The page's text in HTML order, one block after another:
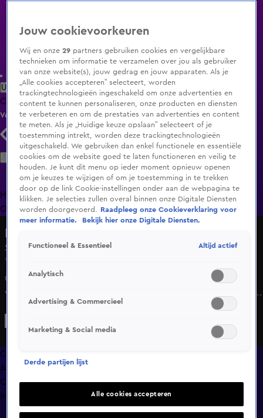
Uitzending Gemist Populaire programma's Zenders Genres
ClipsFilmsRadioSmart TV inlogShop
Volg KIJK
Zoeken
HomeUitzending Gemist Programma's De Bondgenoten
OranjezomerLivestreamsShop
Seizoen 2026, aflevering 189
Wo 8 juli, 22:31
Ouderen balen dat hun ov-korting verdwijnt, om reizen
voor kinderen helemaal gratis te maken. Een airco in huis,
dat willen steeds meer Nederlanders, en dat leidt ook tot
de oudste ezel van ons land viert feest.
Overzicht
Afleveringen
Clips
Info
Jouw cookievoorkeuren
Wij en onze29 partners gebruiken cookies en vergelijkbare
technieken om informatie te verzamelen over jou als gebruiker
van onze website(s), jouw gedrag en jouw apparaten. Als je
„Alle cookies accepteren” selecteert, worden
trackingtechnologieën ingeschakeld om onze advertenties en
content te kunnen personaliseren, onze producten en diensten
te verbeteren en om de prestaties van advertenties en content
te meten. Als je „Huidige keuze opslaan” selecteert of je
toestemming intrekt, worden deze trackingtechnologieën
uitgeschakeld. We gebruiken dan enkel functionele en essentiële
cookies om de website goed te laten functioneren en veilig te
houden. Je kunt dit menu op ieder moment opnieuw openen
om je keuzes te wijzigen of om je toestemming in te trekken
door op de link Cookie-instellingen onder aan de webpagina te
klikken. Je selecties zullen overal binnen onze Digitale Diensten
worden doorgevoerd.
Raadpleeg onze Cookieverklaring voor
meer informatie.
Bekijk hier onze Digitale Diensten.
Functioneel & Essentieel Altijd actief
Analytisch
Advertising & Commercieel
Marketing & Social media
Derde partijen lijst
Alle cookies accepteren